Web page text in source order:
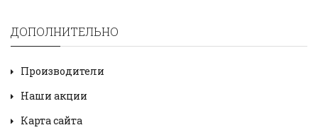
ДОПОЛНИТЕЛЬНО
Производители
Наши акции
Карта сайта